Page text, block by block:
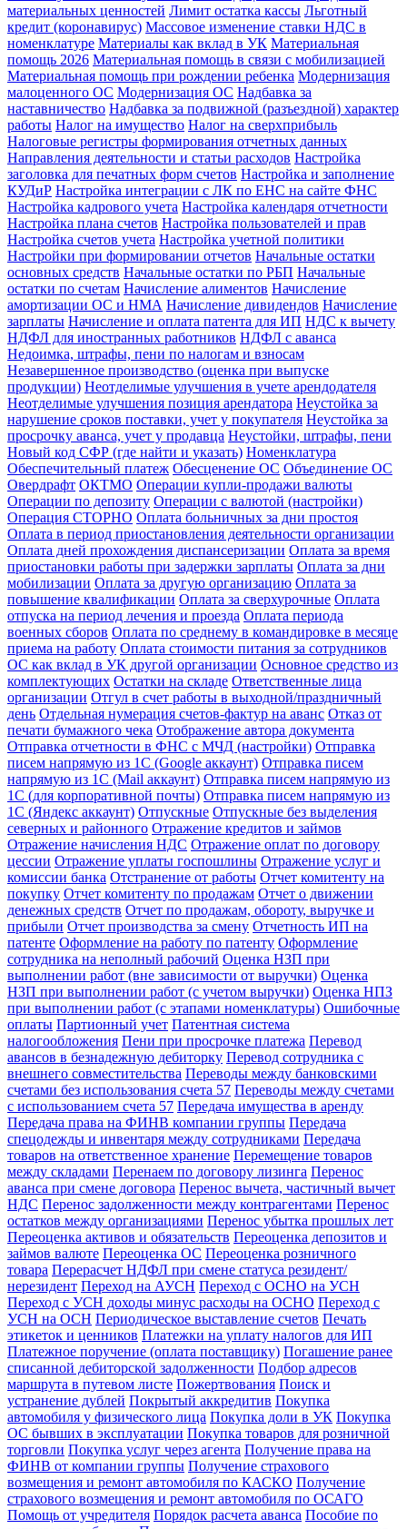
материальных ценностей Лимит остатка кассы Льготный
кредит (коронавирус) Массовое изменение ставки НДС в
номенклатуре Материалы как вклад в УК Материальная
помощь 2026 Материальная помощь в связи с мобилизацией
Материальная помощь при рождении ребенка Модернизация
малоценного ОС Модернизация ОС Надбавка за
наставничество Надбавка за подвижной (разъездной) характер
работы Налог на имущество Налог на сверхприбыль
Налоговые регистры формирования отчетных данных
Направления деятельности и статьи расходов Настройка
заголовка для печатных форм счетов Настройка и заполнение
КУДиР Настройка интеграции с ЛК по ЕНС на сайте ФНС
Настройка кадрового учета Настройка календаря отчетности
Настройка плана счетов Настройка пользователей и прав
Настройка счетов учета Настройка учетной политики
Настройки при формировании отчетов Начальные остатки
основных средств Начальные остатки по РБП Начальные
остатки по счетам Начисление алиментов Начисление
амортизации ОС и НМА Начисление дивидендов Начисление
зарплаты Начисление и оплата патента для ИП НДС к вычету
НДФЛ для иностранных работников НДФЛ с аванса
Недоимка, штрафы, пени по налогам и взносам
Незавершенное производство (оценка при выпуске
продукции) Неотделимые улучшения в учете арендодателя
Неотделимые улучшения позиция арендатора Неустойка за
нарушение сроков поставки, учет у покупателя Неустойка за
просрочку аванса, учет у продавца Неустойки, штрафы, пени
Новый код СФР (где найти и указать) Номенклатура
Обеспечительный платеж Обесценение ОС Объединение ОС
Овердрафт ОКТМО Операции купли-продажи валюты
Операции по депозиту Операции с валютой (настройки)
Операция СТОРНО Оплата больничных за дни простоя
Оплата в период приостановления деятельности организации
Оплата дней прохождения диспансеризации Оплата за время
приостановки работы при задержки зарплаты Оплата за дни
мобилизации Оплата за другую организацию Оплата за
повышение квалификации Оплата за сверхурочные Оплата
отпуска на период лечения и проезда Оплата периода
военных сборов Оплата по среднему в командировке в месяце
приема на работу Оплата стоимости питания за сотрудников
ОС как вклад в УК другой организации Основное средство из
комплектующих Остатки на складе Ответственные лица
организации Отгул в счет работы в выходной/праздничный
день Отдельная нумерация счетов-фактур на аванс Отказ от
печати бумажного чека Отображение автора документа
Отправка отчетности в ФНС с МЧД (настройки) Отправка
писем напрямую из 1С (Google аккаунт) Отправка писем
напрямую из 1С (Mail аккаунт) Отправка писем напрямую из
1С (для корпоративной почты) Отправка писем напрямую из
1С (Яндекс аккаунт) Отпускные Отпускные без выделения
северных и районного Отражение кредитов и займов
Отражение начисления НДС Отражение оплат по договору
цессии Отражение уплаты госпошлины Отражение услуг и
комиссии банка Отстранение от работы Отчет комитенту на
покупку Отчет комитенту по продажам Отчет о движении
денежных средств Отчет по продажам, обороту, выручке и
прибыли Отчет производства за смену Отчетность ИП на
патенте Оформление на работу по патенту Оформление
сотрудника на неполный рабочий Оценка НЗП при
выполнении работ (вне зависимости от выручки) Оценка
НЗП при выполнении работ (с учетом выручки) Оценка НПЗ
при выполнении работ (с этапами номенклатуры) Ошибочные
оплаты Партионный учет Патентная система
налогообложения Пени при просрочке платежа Перевод
авансов в безнадежную дебиторку Перевод сотрудника с
внешнего совместительства Переводы между банковскими
счетами без использования счета 57 Переводы между счетами
с использованием счета 57 Передача имущества в аренду
Передача права на ФИНВ компании группы Передача
спецодежды и инвентаря между сотрудниками Передача
товаров на ответственное хранение Перемещение товаров
между складами Перенаем по договору лизинга Перенос
аванса при смене договора Перенос вычета, частичный вычет
НДС Перенос задолженности между контрагентами Перенос
остатков между организациями Перенос убытка прошлых лет
Переоценка активов и обязательств Переоценка депозитов и
займов валюте Переоценка ОС Переоценка розничного
товара Перерасчет НДФЛ при смене статуса резидент/
нерезидент Переход на АУСН Переход с ОСНО на УСН
Переход с УСН доходы минус расходы на ОСНО Переход с
УСН на ОСН Периодическое выставление счетов Печать
этикеток и ценников Платежки на уплату налогов для ИП
Платежное поручение (оплата поставщику) Погашение ранее
списанной дебиторской задолженности Подбор адресов
маршрута в путевом листе Пожертвования Поиск и
устранение дублей Покрытый аккредитив Покупка
автомобиля у физического лица Покупка доли в УК Покупка
ОС бывших в эксплуатации Покупка товаров для розничной
торговли Покупка услуг через агента Получение права на
ФИНВ от компании группы Получение страхового
возмещения и ремонт автомобиля по КАСКО Получение
страхового возмещения и ремонт автомобиля по ОСАГО
Помощь от учредителя Порядок расчета аванса Пособие по